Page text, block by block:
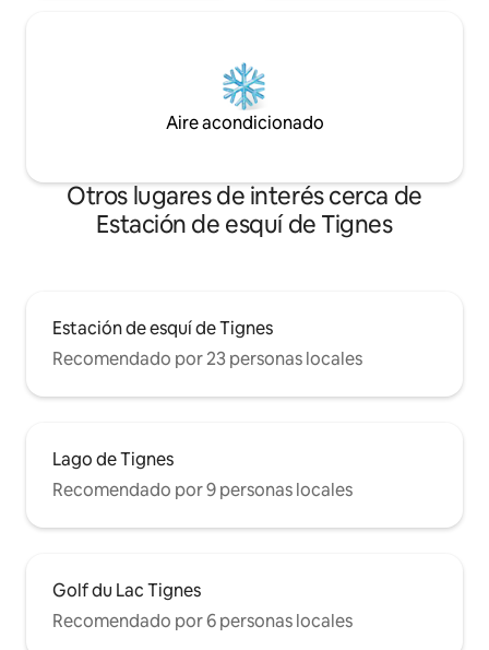
Aire acondicionado
Otros lugares de interés cerca de
Estación de esquí de Tignes
Estación de esquí de Tignes
Recomendado por 23 personas locales
Lago de Tignes
Recomendado por 9 personas locales
Golf du Lac Tignes
Recomendado por 6 personas locales